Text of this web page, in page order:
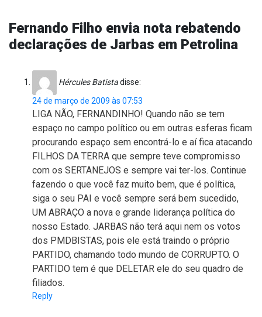
Fernando Filho envia nota rebatendo
declarações de Jarbas em Petrolina
Hércules Batistadisse:
24 de março de 2009 às 07:53
LIGA NÃO, FERNANDINHO! Quando não se tem
espaço no campo político ou em outras esferas ficam
procurando espaço sem encontrá-lo e aí fica atacando
FILHOS DA TERRA que sempre teve compromisso
com os SERTANEJOS e sempre vai ter-los. Continue
fazendo o que você faz muito bem, que é política,
siga o seu PAI e você sempre será bem sucedido,
UM ABRAÇO a nova e grande liderança política do
nosso Estado. JARBAS não terá aqui nem os votos
dos PMDBISTAS, pois ele está traindo o próprio
PARTIDO, chamando todo mundo de CORRUPTO. O
PARTIDO tem é que DELETAR ele do seu quadro de
filiados.
Reply